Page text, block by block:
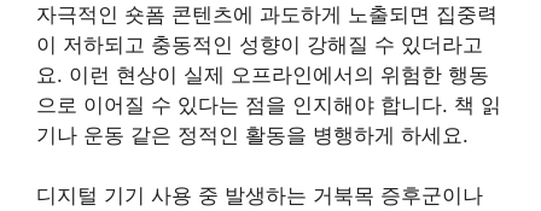
자극적인 숏폼 콘텐츠에 과도하게 노출되면 집중력
이 저하되고 충동적인 성향이 강해질 수 있더라고
요. 이런 현상이 실제 오프라인에서의 위험한 행동
으로 이어질 수 있다는 점을 인지해야 합니다. 책 읽
기나 운동 같은 정적인 활동을 병행하게 하세요.
디지털 기기 사용 중 발생하는 거북목 증후군이나